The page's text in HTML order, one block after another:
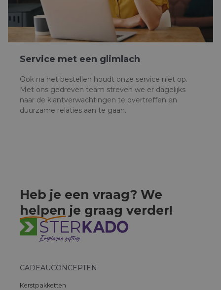
Service met een glimlach
Ook na het bestellen houdt onze service niet op.
Met ons gedreven team streven we er dagelijks
naar de klantverwachtingen te overtreffen en
duurzame relaties aan te gaan.
Heb je een vraag? We
helpen je graag verder!
CADEAUCONCEPTEN
Kerstpakketten